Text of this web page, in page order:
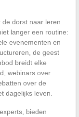
dorst naar leren
langer een routine:
evenementen en
de geest
breidt elke
webinars over
over de
dagelijks leven.
bieden